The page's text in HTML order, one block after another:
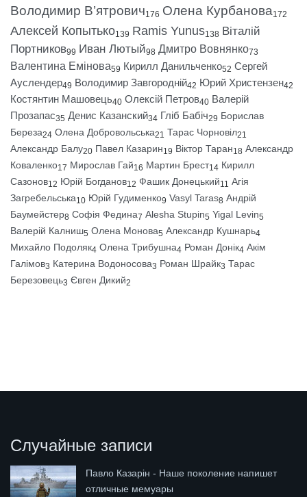
Володимир В’ятрович176 Олена Курбанова172
Алексей Копытько139 Ramis Yunus138 Віталій
Портников99 Иван Лютый98 Дмитро Вовнянко73
Валентина Емінова59 Кирилл Данильченко52 Сергей
Ауслендер49 Володимир Завгородній42 Юрий Христензен42
Костянтин Машовець40 Олексій Петров40 Валерій
Прозапас35 Денис Казанский34 Гліб Бабіч29 Борислав
Береза24 Олена Добровольська21 Тарас Чорновіл21
Александр Балу20 Павел Казарин19 Віктор Таран18 Александр
Коваленко17 Мирослав Гай16 Мартин Брест14 Кирилл
Сазонов12 Юрій Богданов12 Фашик Донецький11 Агія
Загребельська10 Юрій Гудименко9 Vasyl Taras8 Андрій
Баумейстер8 Софія Федина7 Alesha Stupin5 Yigal Levin5
Валерій Калниш5 Олена Монова5 Александр Кушнарь4
Михайло Подоляк4 Олена Трибушна4 Роман Донік4 Акім
Галімов3 Катерина Водоносова3 Роман Шрайк3 Тарас
Березовець3 Євген Дикий2
Случайные записи
Павло Казарін - Наше поколение напишет
отличные мемуары